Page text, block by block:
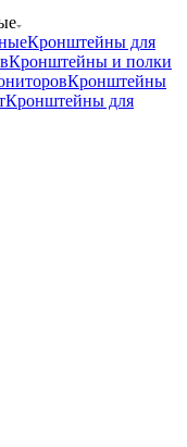
Кронштейны для
Кронштейны и полки
Кронштейны
Кронштейны для